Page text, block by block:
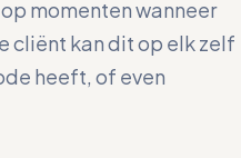
momenten wanneer
cliënt kan dit op elk zelf
heeft, of even